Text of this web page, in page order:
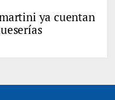
ya cuentan